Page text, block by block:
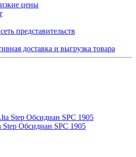
цены
представительств
доставка и выгрузка товара
Обсидиан SPC 1905